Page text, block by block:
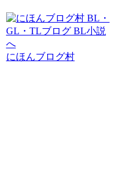
にほんブログ村